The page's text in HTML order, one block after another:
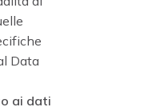
Data
ai dati